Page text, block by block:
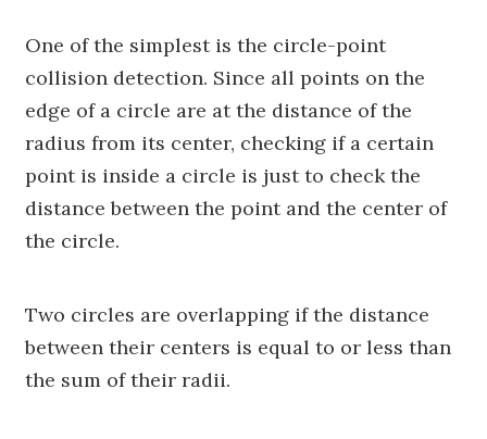
One of the simplest is the circle-point
collision detection. Since all points on the
edge of a circle are at the distance of the
radius from its center, checking if a certain
point is inside a circle is just to check the
distance between the point and the center of
the circle.
Two circles are overlapping if the distance
between their centers is equal to or less than
the sum of their radii.